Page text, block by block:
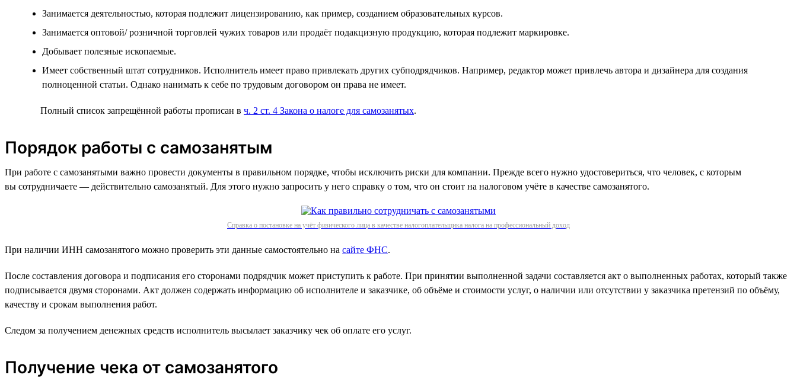
Занимается деятельностью, которая подлежит лицензированию, как пример, созданием образовательных курсов.
Занимается оптовой/ розничной торговлей чужих товаров или продаёт подакцизную продукцию, которая подлежит маркировке.
Добывает полезные ископаемые.
Имеет собственный штат сотрудников. Исполнитель имеет право привлекать других субподрядчиков. Например, редактор может привлечь автора и дизайнера для создания
полноценной статьи. Однако нанимать к себе по трудовым договором он права не имеет.
Полный список запрещённой работы прописан в ч. 2 ст. 4 Закона о налоге для самозанятых.
Порядок работы с самозанятым
При работе с самозанятыми важно провести документы в правильном порядке, чтобы исключить риски для компании. Прежде всего нужно удостовериться, что человек, с которым
вы сотрудничаете — действительно самозанятый. Для этого нужно запросить у него справку о том, что он стоит на налоговом учёте в качестве самозанятого.
Справка о постановке на учёт физического лица в качестве налогоплательщика налога на профессиональный доход
При наличии ИНН самозанятого можно проверить эти данные самостоятельно на сайте ФНС.
После составления договора и подписания его сторонами подрядчик может приступить к работе. При принятии выполненной задачи составляется акт о выполненных работах, который также
подписывается двумя сторонами. Акт должен содержать информацию об исполнителе и заказчике, об объёме и стоимости услуг, о наличии или отсутствии у заказчика претензий по объёму,
качеству и срокам выполнения работ.
Следом за получением денежных средств исполнитель высылает заказчику чек об оплате его услуг.
Получение чека от самозанятого